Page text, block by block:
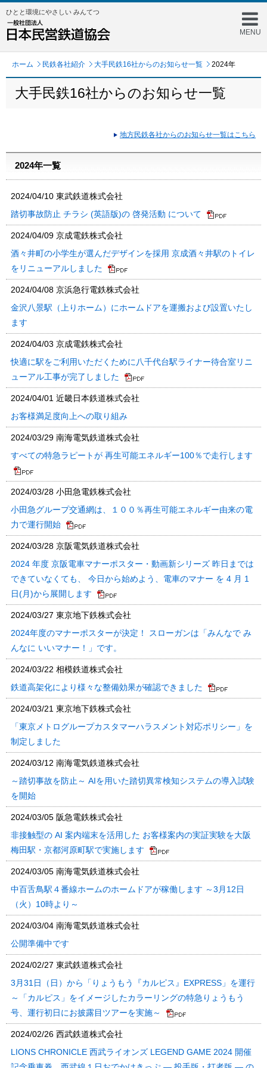
MENU
ひとと環境にやさしい みんてつ
ホーム 民鉄各社紹介 大手民鉄16社からのお知らせ一覧 2024年
大手民鉄16社からのお知らせ一覧
地方民鉄各社からのお知らせ一覧はこちら
2024年一覧
2024/04/10 東武鉄道株式会社
踏切事故防止 チラシ (英語版)の 啓発活動 について
2024/04/09 京成電鉄株式会社
酒々井町の小学生が選んだデザインを採用 京成酒々井駅のトイレ
をリニューアルしました
2024/04/08 京浜急行電鉄株式会社
金沢八景駅（上りホーム）にホームドアを運搬および設置いたし
ます
2024/04/03 京成電鉄株式会社
快適に駅をご利用いただくために八千代台駅ライナー待合室リニ
ューアル工事が完了しました
2024/04/01 近畿日本鉄道株式会社
お客様満足度向上への取り組み
2024/03/29 南海電気鉄道株式会社
すべての特急ラピートが 再生可能エネルギー100％で走行します
2024/03/28 小田急電鉄株式会社
小田急グループ交通網は、１００％再生可能エネルギー由来の電
力で運行開始
2024/03/28 京阪電気鉄道株式会社
2024 年度 京阪電車マナーポスター・動画新シリーズ 昨日までは
できていなくても、 今日から始めよう、電車のマナー を 4 月 1
日(月)から展開します
2024/03/27 東京地下鉄株式会社
2024年度のマナーポスターが決定！ スローガンは「みんなで み
んなに いいマナー！」です。
2024/03/22 相模鉄道株式会社
鉄道高架化により様々な整備効果が確認できました
2024/03/21 東京地下鉄株式会社
「東京メトログループカスタマーハラスメント対応ポリシー」を
制定しました
2024/03/12 南海電気鉄道株式会社
～踏切事故を防止～ AIを用いた踏切異常検知システムの導入試験
を開始
2024/03/05 阪急電鉄株式会社
非接触型の AI 案内端末を活用した お客様案内の実証実験を大阪
梅田駅・京都河原町駅で実施します
2024/03/05 南海電気鉄道株式会社
中百舌鳥駅４番線ホームのホームドアが稼働します ～3月12日
（火）10時より～
2024/03/04 南海電気鉄道株式会社
公開準備中です
2024/02/27 東武鉄道株式会社
3月31日（日）から「りょうもう『カルピス』EXPRESS」を運行
～「カルピス」をイメージしたカラーリングの特急りょうもう
号、運行初日にお披露目ツアーを実施～
2024/02/26 西武鉄道株式会社
LIONS CHRONICLE 西武ライオンズ LEGEND GAME 2024 開催